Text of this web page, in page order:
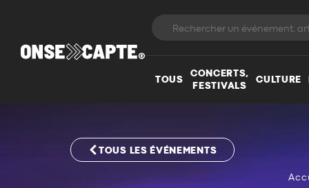
TOUS
CONCERTS,
FESTIVALS
CULTURE
TOUS LES ÉVÉNEMENTS